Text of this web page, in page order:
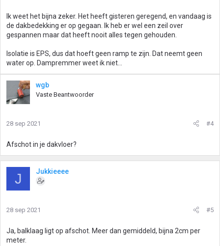
Ik weet het bijna zeker. Het heeft gisteren geregend, en vandaag is
de dakbedekking er op gegaan. Ik heb er wel een zeil over
gespannen maar dat heeft nooit alles tegen gehouden.
Isolatie is EPS, dus dat hoeft geen ramp te zijn. Dat neemt geen
water op. Dampremmer weet ik niet...
wgb
Vaste Beantwoorder
28 sep 2021 #4
Afschot in je dakvloer?
J Jukkieeee
28 sep 2021 #5
Ja, balklaag ligt op afschot. Meer dan gemiddeld, bijna 2cm per
meter.